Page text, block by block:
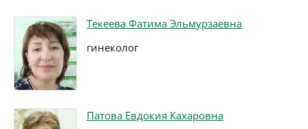
Текеева Фатима Эльмурзаевна
гинеколог
Патова Евдокия Кахаровна